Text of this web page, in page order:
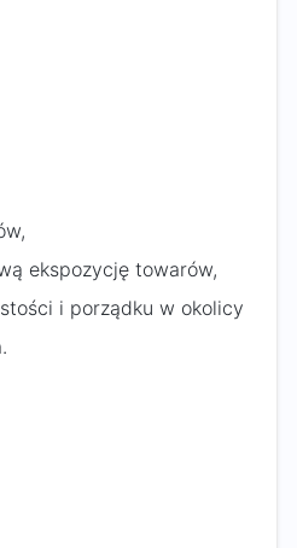
ekspozycję towarów,
i porządku w okolicy